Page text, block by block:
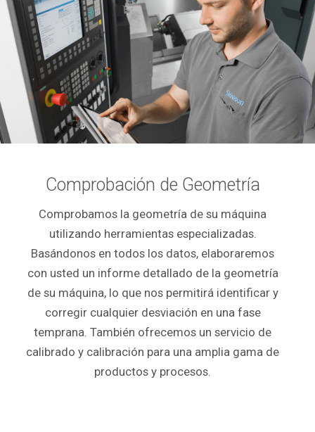
Comprobación de Geometría
Comprobamos la geometría de su máquina
utilizando herramientas especializadas.
Basándonos en todos los datos, elaboraremos
con usted un informe detallado de la geometría
de su máquina, lo que nos permitirá identificar y
corregir cualquier desviación en una fase
temprana. También ofrecemos un servicio de
calibrado y calibración para una amplia gama de
productos y procesos.